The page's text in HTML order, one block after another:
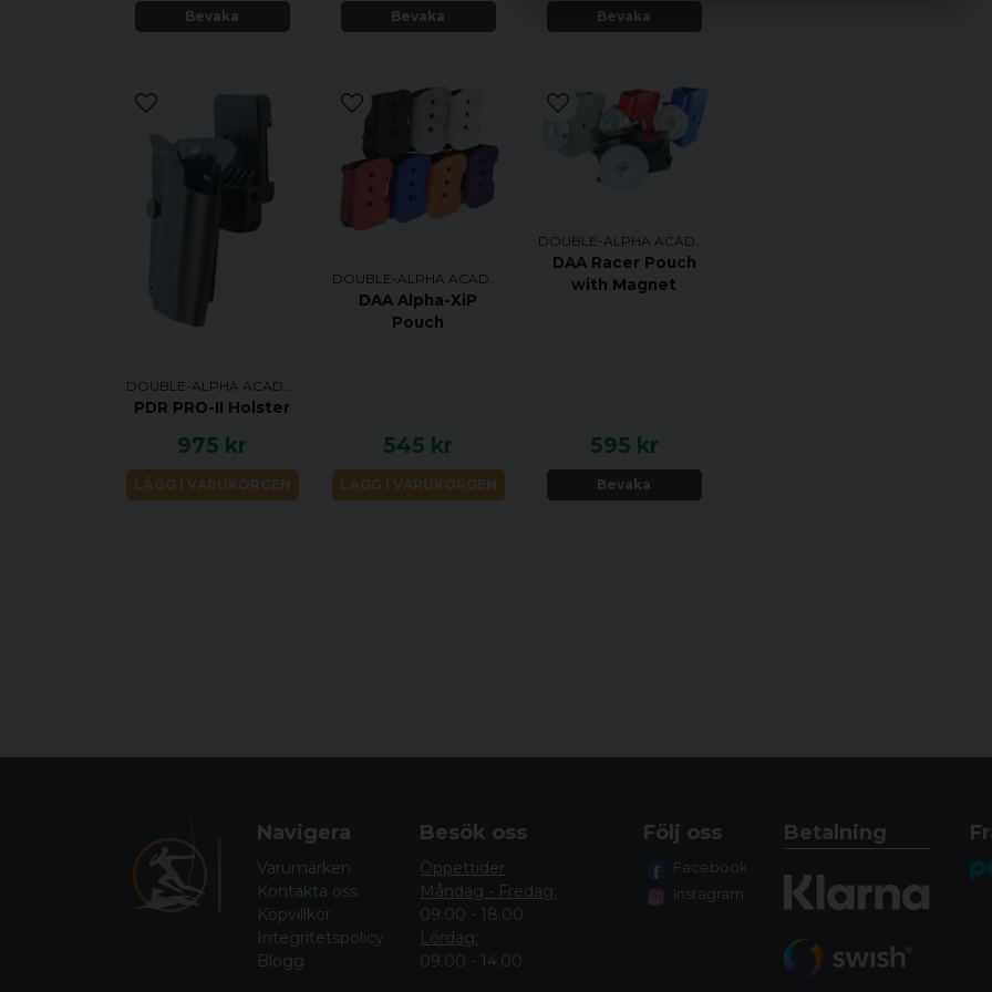
Bevaka Bevaka Bevaka
DOUBLE-ALPHA ACADEMY
PDR PRO-II Holster
975 kr
LÄGG I VARUKORGEN
DOUBLE-ALPHA ACADEMY
DAA Alpha-XiP
Pouch
545 kr
LÄGG I VARUKORGEN
DAA Racer Pouch
with Magnet
595 kr
Bevaka
107-112 cm, 42-44 Inch
112-117 cm, 44-46 Inch
117-122 cm, 46-48 Inch
122-127 cm, 48-50 Inch
Navigera
Varumärken
Kontakta oss
Köpvillkor
Integritetspolicy
Blogg
Besök oss
Öppettider
Måndag - Fredag:
09.00 - 18.00
Lördag:
09.00 - 14.00
Följ oss
Facebook
Instagram
Betalning